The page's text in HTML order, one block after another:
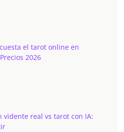
el tarot online en
2026
vidente real vs tarot con IA: